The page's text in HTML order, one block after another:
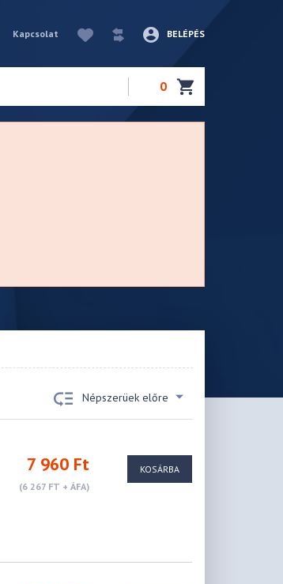
Kapcsolat BELÉPÉS
0
Népszerüek előre
7 960 Ft
(6 267 FT + ÁFA)
KOSÁRBA